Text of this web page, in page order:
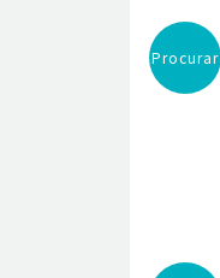
Procurar